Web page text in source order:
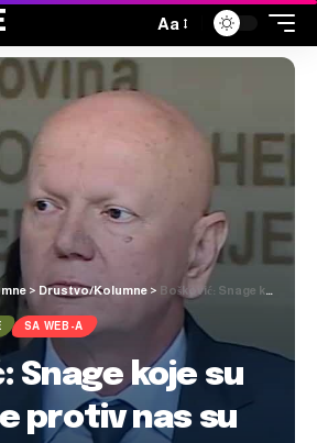
Aa
> Drustvo/Kolumne > Bošković: Snage koje su se urotile protiv nas su ogromne, velike i jake. Mi na njih moramo odgovoriti slogom i zajedničkim nastupom
SA WEB-A
Snage koje su
protiv nas su